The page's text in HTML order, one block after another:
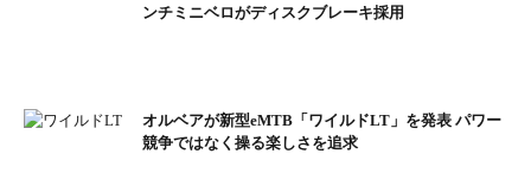
ンチミニベロがディスクブレーキ採用
オルベアが新型eMTB「ワイルドLT」を発表 パワー
競争ではなく操る楽しさを追求